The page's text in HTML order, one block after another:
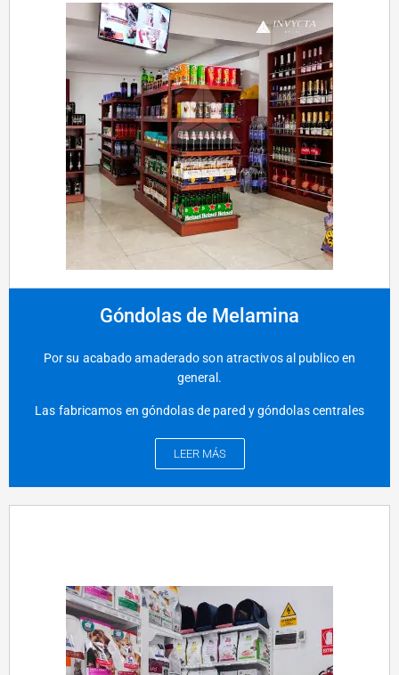
Góndolas de Melamina
Por su acabado amaderado son atractivos al publico en
general.
Las fabricamos en góndolas de pared y góndolas centrales
LEER MÁS